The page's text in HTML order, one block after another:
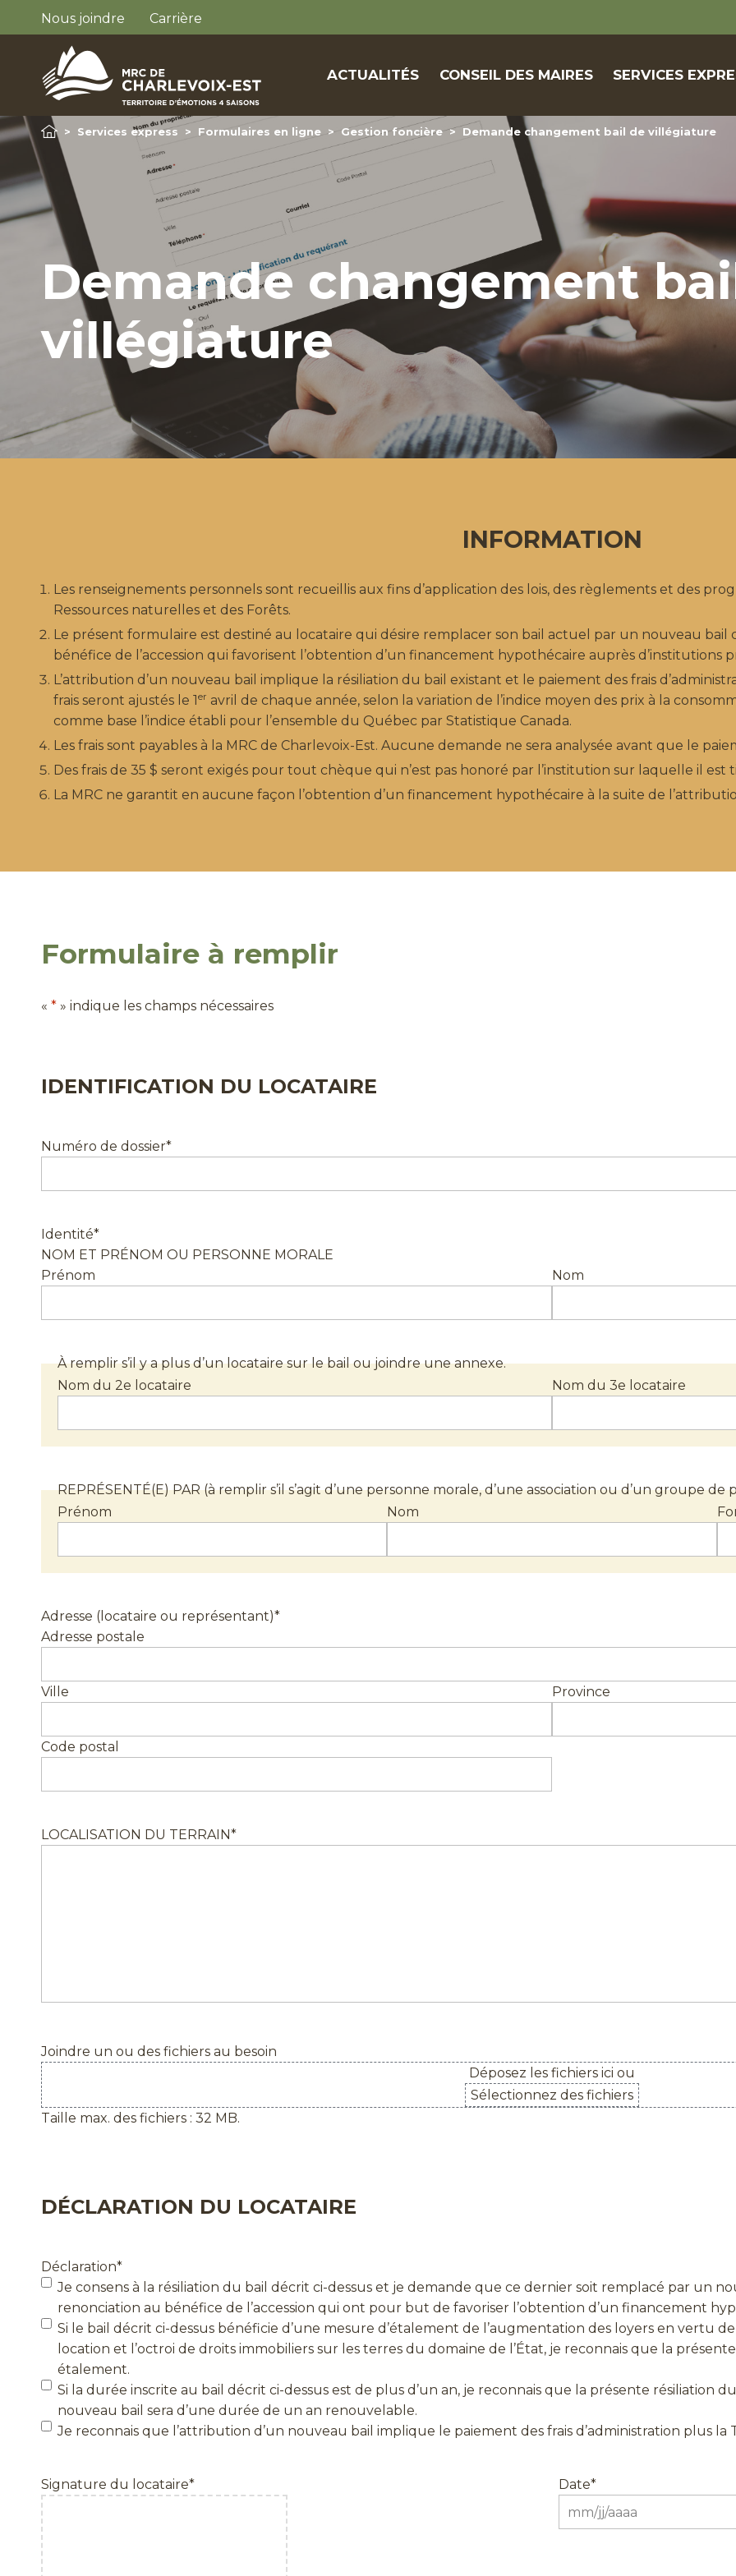
Nous joindre Carrière
ACTUALITÉS CONSEIL DES MAIRES SERVICES
> Services express > Formulaires en ligne > Gestion foncière > Demande changement bail de villégiature
Demande changement
villégiature
INFORMATION
Les renseignements personnels sont recueillis aux fins d’application des lois, des règlements et des
Ressources naturelles et des Forêts.
Le présent formulaire est destiné au locataire qui désire remplacer son bail actuel par un nouveau
bénéfice de l’accession qui favorisent l’obtention d’un financement hypothécaire auprès d’institutions
L’attribution d’un nouveau bail implique la résiliation du bail existant et le paiement des frais
frais seront ajustés le 1 er avril de chaque année, selon la variation de l’indice moyen des prix à la
comme base l’indice établi pour l’ensemble du Québec par Statistique Canada.
Les frais sont payables à la MRC de Charlevoix-Est. Aucune demande ne sera analysée avant que le
Des frais de 35 $ seront exigés pour tout chèque qui n’est pas honoré par l’institution sur laquelle il est
La MRC ne garantit en aucune façon l’obtention d’un financement hypothécaire à la suite de
Formulaire à remplir
« * » indique les champs nécessaires
IDENTIFICATION DU LOCATAIRE
Numéro de dossier*
Identité*
NOM ET PRÉNOM OU PERSONNE MORALE
Prénom
Nom
À remplir s’il y a plus d’un locataire sur le bail ou joindre une annexe.
Nom du 2e locataire
Nom du 3e locataire
REPRÉSENTÉ(E) PAR (à remplir s’il s’agit d’une personne morale, d’une association ou d’un groupe de
Prénom
Nom
Adresse (locataire ou représentant)*
Adresse postale
Ville Province
Code postal
LOCALISATION DU TERRAIN*
Joindre un ou des fichiers au besoin
Déposez les fichiers ici ou
Sélectionnez des fichiers
Taille max. des fichiers : 32 MB.
DÉCLARATION DU LOCATAIRE
Déclaration*
Je consens à la résiliation du bail décrit ci-dessus et je demande que ce dernier soit remplacé par un
renonciation au bénéfice de l’accession qui ont pour but de favoriser l’obtention d’un financement
Si le bail décrit ci-dessus bénéficie d’une mesure d’étalement de l’augmentation des loyers en vertu
location et l’octroi de droits immobiliers sur les terres du domaine de l’État, je reconnais que la
étalement.
Si la durée inscrite au bail décrit ci-dessus est de plus d’un an, je reconnais que la présente résiliation
nouveau bail sera d’une durée de un an renouvelable.
Je reconnais que l’attribution d’un nouveau bail implique le paiement des frais d’administration plus la
Signature du locataire* Date*
MM